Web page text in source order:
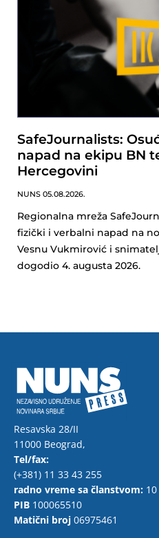
SafeJournalists:
napad na ekipu BN
Hercegovini
NUNS 05.08.2026.
Regionalna mreža
fizički i verbalni napad na
Vesnu Vukmirović i
dogodio 4. augusta 2026.
Resavska 28/II
11000 Beograd,
Tel/fax:
(+381) 11 33 43 255
radno vreme sa članstvom:
PIB 100065510
Matični broj 06975461